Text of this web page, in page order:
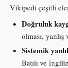
Vikipedi çeşitli
Doğruluk
olması,
Sistemik
Batılı ve